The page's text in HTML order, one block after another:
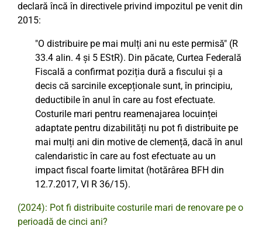
declară încă în directivele privind impozitul pe venit din
2015:
"O distribuire pe mai mulți ani nu este permisă" (R
33.4 alin. 4 și 5 EStR). Din păcate, Curtea Federală
Fiscală a confirmat poziția dură a fiscului și a
decis că sarcinile excepționale sunt, în principiu,
deductibile în anul în care au fost efectuate.
Costurile mari pentru reamenajarea locuinței
adaptate pentru dizabilități nu pot fi distribuite pe
mai mulți ani din motive de clemență, dacă în anul
calendaristic în care au fost efectuate au un
impact fiscal foarte limitat (hotărârea BFH din
12.7.2017, VI R 36/15).
(2024): Pot fi distribuite costurile mari de renovare pe o
perioadă de cinci ani?